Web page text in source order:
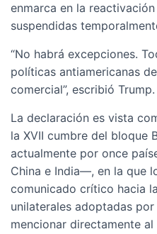
enmarca en la
suspendidas
“No habrá excepciones.
políticas antiamericanas
comercial”, escribió Trump.
La declaración es vista
la XVII cumbre del bloque
actualmente por once
China e India—, en la que
comunicado crítico hacia
unilaterales adoptadas
mencionar directamente